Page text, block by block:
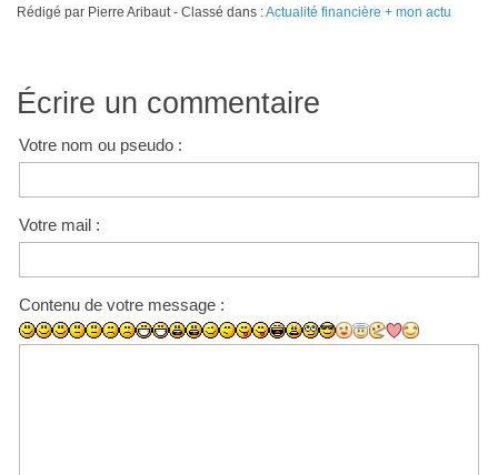
Rédigé par Pierre Aribaut - Classé dans :Actualité financière + mon actu
Écrire un commentaire
Votre nom ou pseudo :
Votre mail :
Contenu de votre message :